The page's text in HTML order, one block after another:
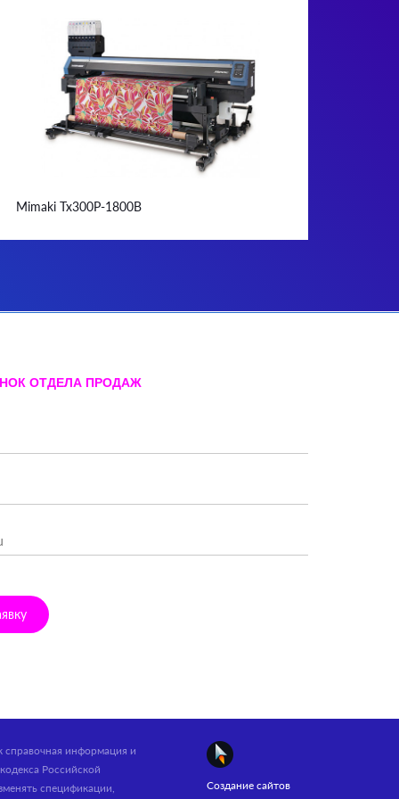
Mimaki Tx300P-1800B
ОТДЕЛА ПРОДАЖ
справочная информация и
Российской
спецификации,
Создание сайтов